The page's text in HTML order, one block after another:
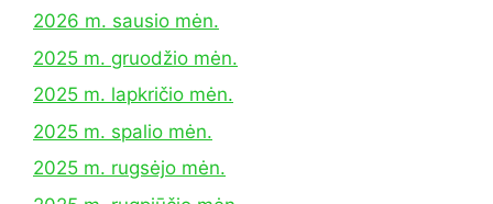
2026 m. sausio mėn.
2025 m. gruodžio mėn.
2025 m. lapkričio mėn.
2025 m. spalio mėn.
2025 m. rugsėjo mėn.